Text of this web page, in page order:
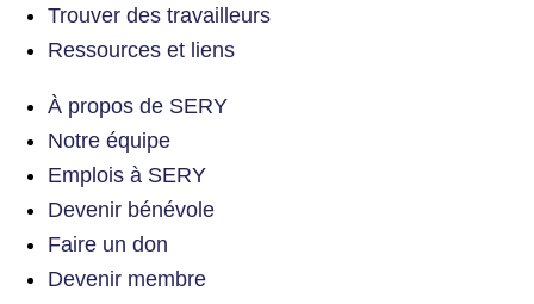
Trouver des travailleurs
Ressources et liens
À propos de SERY
Notre équipe
Emplois à SERY
Devenir bénévole
Faire un don
Devenir membre